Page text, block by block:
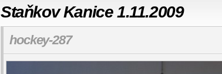
Staňkov Kanice 1.11.2009
hockey-287